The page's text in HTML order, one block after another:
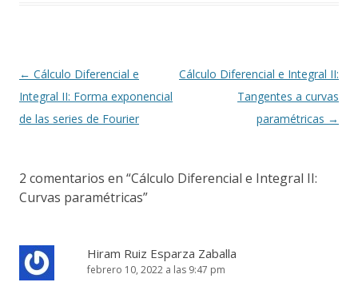
Navegación
de
entradas
← Cálculo Diferencial e
Integral II: Forma exponencial
de las series de Fourier
Cálculo Diferencial e Integral II:
Tangentes a curvas
paramétricas →
2 comentarios en “Cálculo Diferencial e Integral II:
Curvas paramétricas”
Hiram Ruiz Esparza Zaballa
febrero 10, 2022 a las 9:47 pm